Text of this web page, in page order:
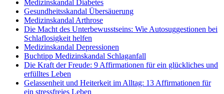
Medizinskandal Diabetes
Gesundheitsskandal Übersäuerung
Medizinskandal Arthrose
Die Macht des Unterbewusstseins: Wie Autosuggestionen bei
Schlaflosigkeit helfen
Medizinskandal Depressionen
Buchtipp Medizinskandal Schlaganfall
Die Kraft der Freude: 9 Affirmationen für ein glückliches und
erfülltes Leben
Gelassenheit und Heiterkeit im Alltag: 13 Affirmationen für
ein stressfreies Leben